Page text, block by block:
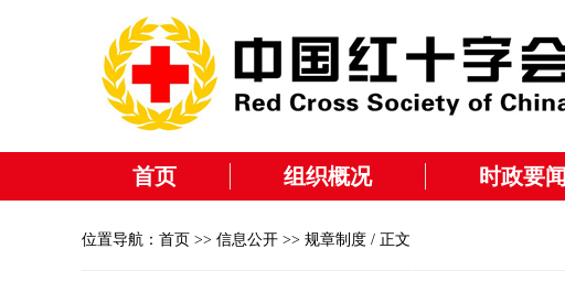
首页 组织概况 时政要闻
位置导航： 首页 >> 信息公开 >> 规章制度 / 正文